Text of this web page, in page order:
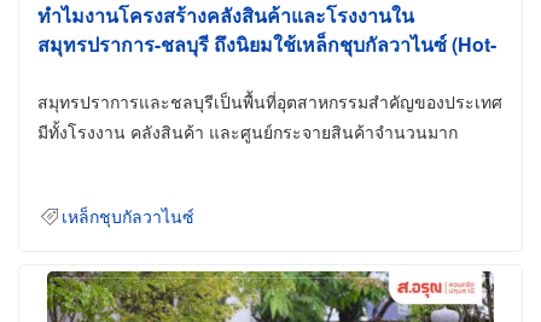
ทำไมงานโครงสร้างคลังสินค้าและโรงงานใน
สมุทรปราการ-ชลบุรี ถึงนิยมใช้เหล็กชุบกัลวาไนซ์ (Hot-
สมุทรปราการและชลบุรีเป็นพื้นที่อุตสาหกรรมสำคัญของประเทศ
มีทั้งโรงงาน คลังสินค้า และศูนย์กระจายสินค้าจำนวนมาก
เหล็กชุบกัลวาไนซ์